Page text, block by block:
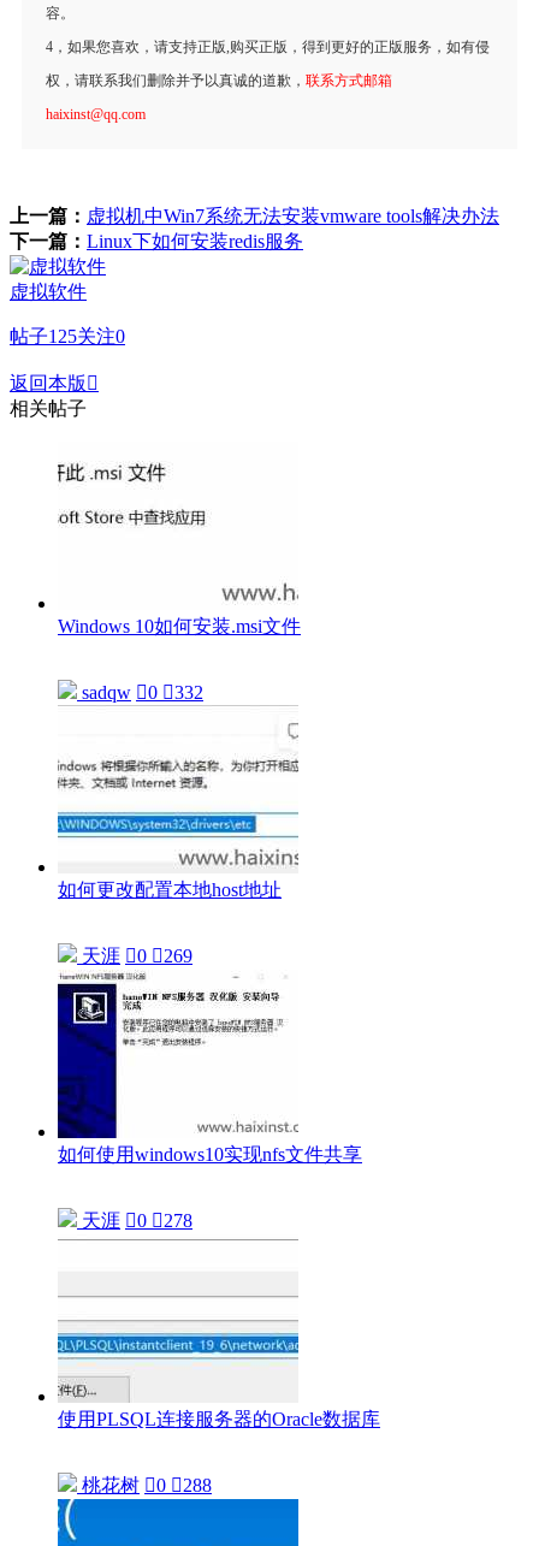
容。
4，如果您喜欢，请支持正版,购买正版，得到更好的正版服务，如有侵
权，请联系我们删除并予以真诚的道歉， 联系方式邮箱
haixinst@qq.com
上一篇： 虚拟机中Win7系统无法安装vmware tools解决办法
下一篇： Linux下如何安装redis服务
虚拟软件
帖子125关注0
返回本版 
相关帖子
Windows 10如何安装.msi文件
sadqw 0 332
如何更改配置本地host地址
天涯 0 269
如何使用windows10实现nfs文件共享
天涯 0 278
使用PLSQL连接服务器的Oracle数据库
桃花树 0 288